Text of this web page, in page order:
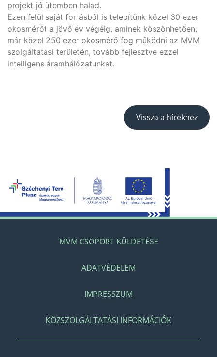
projekt jó ütemben halad.
Ezen felül saját forrásból is telepítünk közel 30 ezer
okosmérőt a jövő év végéig, aminek köszönhetően,
már közel 250 ezer okosmérő fog működni az MVM
szolgáltatási területén, tovább fejlesztve ezzel
intelligens áramhálózatunkat.
Vissza a hírekhez
MVM CSOPORT KÜLDETÉSE
ADATVÉDELEM
IMPRESSZUM
KÖZSZOLGÁLTATÁSI INFORMÁCIÓK